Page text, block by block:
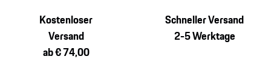
Kostenloser
Versand
ab € 74,00
Schneller Versand
2-5 Werktage